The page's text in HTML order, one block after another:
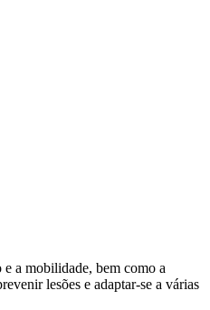
a mobilidade, bem como a
lesões e adaptar-se a várias